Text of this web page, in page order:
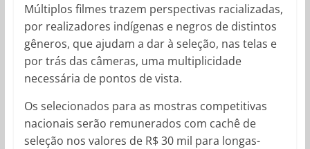
Múltiplos filmes trazem perspectivas racializadas,
por realizadores indígenas e negros de distintos
gêneros, que ajudam a dar à seleção, nas telas e
por trás das câmeras, uma multiplicidade
necessária de pontos de vista.
Os selecionados para as mostras competitivas
nacionais serão remunerados com cachê de
seleção nos valores de R$ 30 mil para longas-